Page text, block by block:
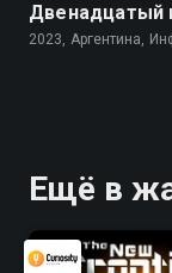
Двенадцатый
2023, Аргентина,
Ещё в